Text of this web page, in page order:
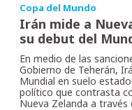
Copa del Mundo
Irán mide a
su debut del
En medio de las
Gobierno de Teherán,
Mundial en suelo
político que contrasta
Nueva Zelanda a